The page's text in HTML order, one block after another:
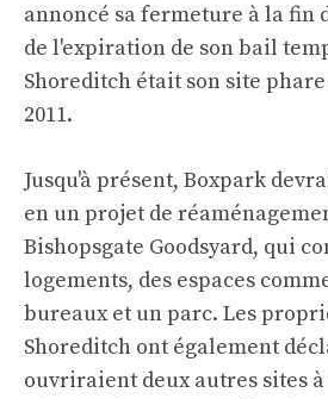
annoncé sa fermeture à la fin
de l'expiration de son bail
Shoreditch était son site
2011.
Jusqu'à présent, Boxpark
en un projet de
Bishopsgate Goodsyard, qui
logements, des espaces
bureaux et un parc. Les
Shoreditch ont également
ouvriraient deux autres sites à